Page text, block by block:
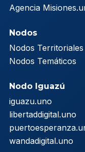
Agencia
Nodos
Nodos Territoriales
Nodos Temáticos
Nodo Iguazú
iguazu.uno
libertaddigital.uno
wandadigital.uno